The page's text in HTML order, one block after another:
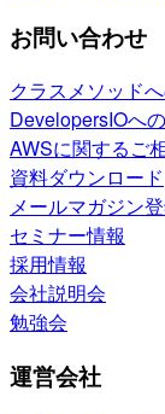
お問い合わせ
クラスメソッド
DevelopersIOへ
AWSに関するご
資料ダウンロード
メールマガジン
セミナー情報
採用情報
会社説明会
勉強会
運営会社